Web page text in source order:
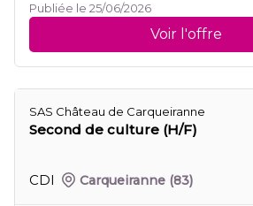
Publiée le 25/06/2026
Voir l'offre
SAS Château de Carqueiranne
Second de culture (H/F)
CDI Carqueiranne (83)